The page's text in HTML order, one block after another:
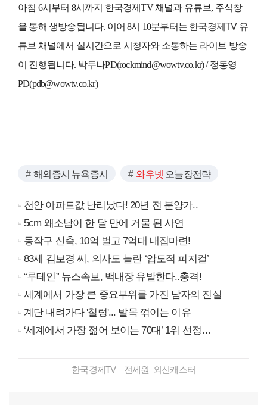
아침 6시부터 8시까지 한국경제TV 채널과 유튜브, 주식창
을 통해 생방송됩니다. 이어 8시 10분부터는 한국경제TV 유
튜브 채널에서 실시간으로 시청자와 소통하는 라이브 방송
이 진행됩니다. 박두나PD(rockmind@wowtv.co.kr) / 정동영
PD(pdb@wowtv.co.kr)
해외증시 뉴욕증시 와우넷 오늘장전략
천안 아파트값 난리났다! 20년 전 분양가..
5cm 왜소남이 한 달 만에 거물 된 사연
동작구 신축, 10억 벌고 7억대 내집마련!
83세 김보경 씨, 의사도 놀란 ‘압도적 피지컬’
“루테인” 뉴스속보, 백내장 유발한다..충격!
세계에서 가장 큰 중요부위를 가진 남자의 진실
계단 내려가다 '철렁'... 발목 꺾이는 이유
‘세계에서 가장 젊어 보이는 70대’ 1위 선정…
한국경제TV 전세원 외신캐스터